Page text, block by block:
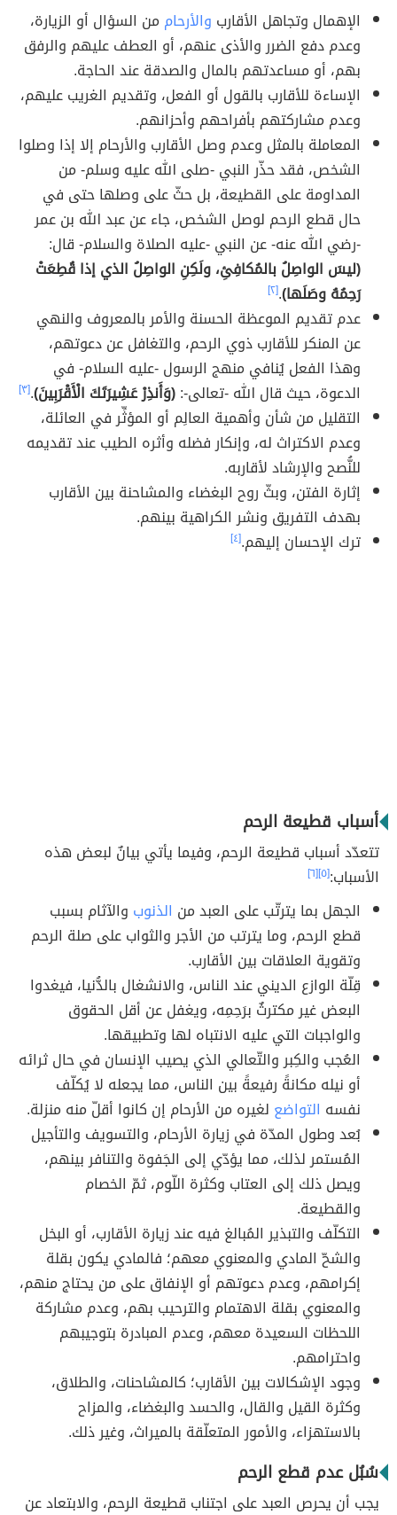
الإهمال وتجاهل الأقارب والأرحام من السؤال أو الزيارة،
وعدم دفع الضرر والأذى عنهم، أو العطف عليهم والرفق
بهم، أو مساعدتهم بالمال والصدقة عند الحاجة.
الإساءة للأقارب بالقول أو الفعل، وتقديم الغريب عليهم،
وعدم مشاركتهم بأفراحهم وأحزانهم.
المعاملة بالمثل وعدم وصل الأقارب والأرحام إلا إذا وصلوا
الشخص، فقد حذّر النبي -صلى الله عليه وسلم- من
المداومة على القطيعة، بل حثّ على وصلها حتى في
حال قطع الرحم لوصل الشخص، جاء عن عبد الله بن عمر
-رضي الله عنه- عن النبي -عليه الصلاة والسلام- قال:
(ليسَ الواصِلُ بالمُكافِئِ، ولَكِنِ الواصِلُ الذي إذا قُطِعَتْ
رَحِمُهُ وصَلَها).[٢]
عدم تقديم الموعظة الحسنة والأمر بالمعروف والنهي
عن المنكر للأقارب ذوي الرحم، والتغافل عن دعوتهم،
وهذا الفعل يُنافي منهج الرسول -عليه السلام- في
الدعوة، حيث قال الله -تعالى-:(وَأَنذِرْ عَشِيرَتَكَ الْأَقْرَبِينَ).[٣]
التقليل من شأن وأهمية العالِم أو المؤثِّر في العائلة،
وعدم الاكتراث له، وإنكار فضله وأثره الطيب عند تقديمه
للنُّصح والإرشاد لأقاربه.
إثارة الفتن، وبثّ روح البغضاء والمشاحنة بين الأقارب
بهدف التفريق ونشر الكراهية بينهم.
ترك الإحسان إليهم.[٤]
أسباب قطيعة الرحم
تتعدّد أسباب قطيعة الرحم، وفيما يأتي بيانٌ لبعض هذه
الأسباب:[٥] [٦]
الجهل بما يترتّب على العبد من الذنوب والآثام بسبب
قطع الرحم، وما يترتب من الأجر والثواب على صلة الرحم
وتقوية العلاقات بين الأقارب.
قِلّة الوازع الديني عند الناس، والانشغال بالدُّنيا، فيغدوا
البعض غير مكترثٌ برَحِمِه، ويغفل عن أقل الحقوق
والواجبات التي عليه الانتباه لها وتطبيقها.
العُجب والكِبر والتّعالي الذي يصيب الإنسان في حال ثرائه
أو نيله مكانةً رفيعةً بين الناس، مما يجعله لا يُكلّف
نفسه التواضع لغيره من الأرحام إن كانوا أقلّ منه منزلة.
بُعد وطول المدّة في زيارة الأرحام، والتسويف والتأجيل
المُستمر لذلك، مما يؤدّي إلى الجَفوة والتنافر بينهم،
ويصل ذلك إلى العتاب وكثرة اللّوم، ثمّ الخصام
والقطيعة.
التكلّف والتبذير المُبالغ فيه عند زيارة الأقارب، أو البخل
والشحّ المادي والمعنوي معهم؛ فالمادي يكون بقلة
إكرامهم، وعدم دعوتهم أو الإنفاق على من يحتاج منهم،
والمعنوي بقلة الاهتمام والترحيب بهم، وعدم مشاركة
اللحظات السعيدة معهم، وعدم المبادرة بتوجيبهم
واحترامهم.
وجود الإشكالات بين الأقارب؛ كالمشاحنات، والطلاق،
وكثرة القيل والقال، والحسد والبغضاء، والمزاح
بالاستهزاء، والأمور المتعلّقة بالميراث، وغير ذلك.
سُبُل عدم قطع الرحم
يجب أن يحرص العبد على اجتناب قطيعة الرحم، والابتعاد عن